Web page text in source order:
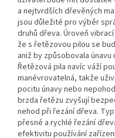
a nejtvrdších dřevěných
jsou důležité pro výběr
druhů dřeva. Úroveň
že s řetězovou pilou se
aniž by způsobovala
Řetězová pila navíc váží
manévrovatelná, takže
pocitu únavy nebo
brzda řetězu zvyšují
nehod při řezání dřeva.
přesné a rychlé řezání
efektivitu používání